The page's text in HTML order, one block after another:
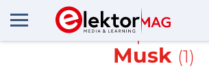
En savoir plus sur
Musk (1)